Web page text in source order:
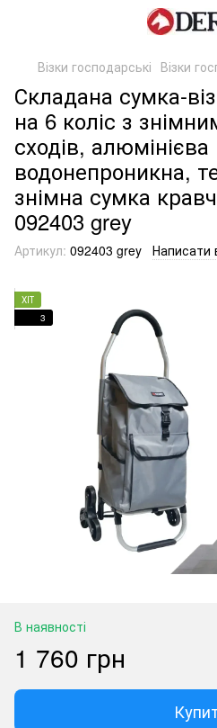
Візки господарські Візки
Складана сумка-
на 6 коліс з
сходів,
водонепроникна,
знімна сумка
092403 grey
Артикул: 092403 grey Написати
ХІТ
3
В наявності
1 760 грн